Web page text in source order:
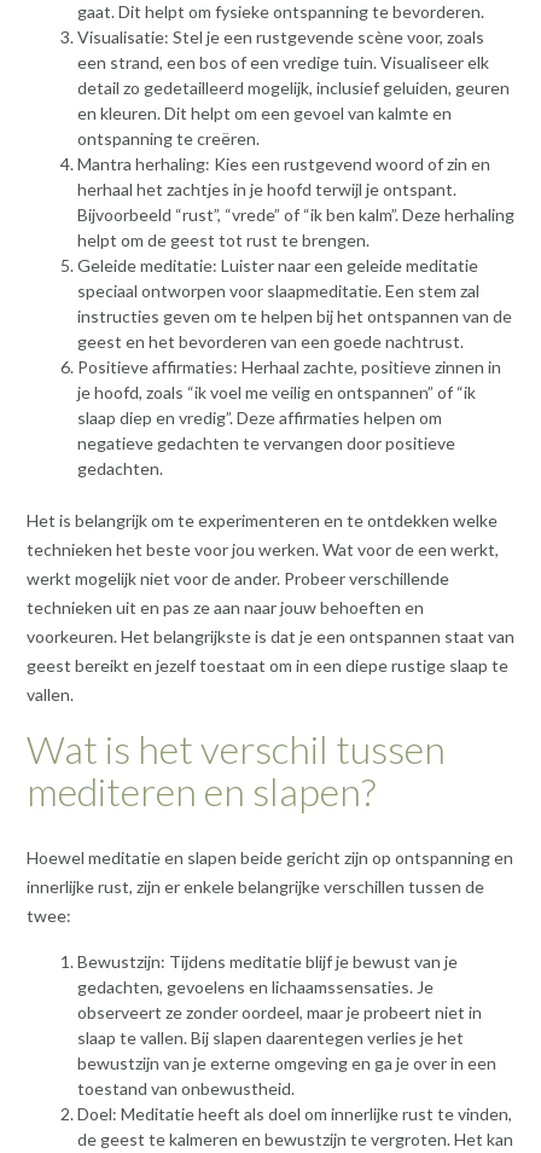
gaat. Dit helpt om fysieke ontspanning te bevorderen.
Visualisatie: Stel je een rustgevende scène voor, zoals
een strand, een bos of een vredige tuin. Visualiseer elk
detail zo gedetailleerd mogelijk, inclusief geluiden, geuren
en kleuren. Dit helpt om een gevoel van kalmte en
ontspanning te creëren.
Mantra herhaling: Kies een rustgevend woord of zin en
herhaal het zachtjes in je hoofd terwijl je ontspant.
Bijvoorbeeld “rust”, “vrede” of “ik ben kalm”. Deze herhaling
helpt om de geest tot rust te brengen.
Geleide meditatie: Luister naar een geleide meditatie
speciaal ontworpen voor slaapmeditatie. Een stem zal
instructies geven om te helpen bij het ontspannen van de
geest en het bevorderen van een goede nachtrust.
Positieve affirmaties: Herhaal zachte, positieve zinnen in
je hoofd, zoals “ik voel me veilig en ontspannen” of “ik
slaap diep en vredig”. Deze affirmaties helpen om
negatieve gedachten te vervangen door positieve
gedachten.
Het is belangrijk om te experimenteren en te ontdekken welke
technieken het beste voor jou werken. Wat voor de een werkt,
werkt mogelijk niet voor de ander. Probeer verschillende
technieken uit en pas ze aan naar jouw behoeften en
voorkeuren. Het belangrijkste is dat je een ontspannen staat van
geest bereikt en jezelf toestaat om in een diepe rustige slaap te
vallen.
Wat is het verschil tussen
mediteren en slapen?
Hoewel meditatie en slapen beide gericht zijn op ontspanning en
innerlijke rust, zijn er enkele belangrijke verschillen tussen de
twee:
Bewustzijn: Tijdens meditatie blijf je bewust van je
gedachten, gevoelens en lichaamssensaties. Je
observeert ze zonder oordeel, maar je probeert niet in
slaap te vallen. Bij slapen daarentegen verlies je het
bewustzijn van je externe omgeving en ga je over in een
toestand van onbewustheid.
Doel: Meditatie heeft als doel om innerlijke rust te vinden,
de geest te kalmeren en bewustzijn te vergroten. Het kan